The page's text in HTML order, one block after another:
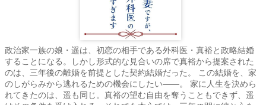
政治家一族の娘・遥は、初恋の相手である外科医・真裕と政略結婚
することになる。しかし形式的な見合いの席で真裕から提案された
のは、三年後の離婚を前提とした契約結婚だった。 この結婚を、家
のしがらみから逃れるための機会にしたい――。 家に人生を決めら
れてきたのは、遥も同じ。真裕の望む自由を奪うこともできず、遥